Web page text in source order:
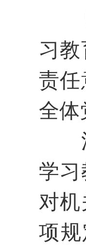
习
责
全体
学
对
项